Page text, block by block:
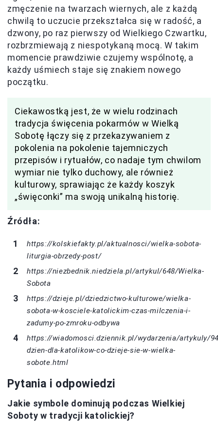
zmęczenie na twarzach wiernych, ale z każdą
chwilą to uczucie przekształca się w radość, a
dzwony, po raz pierwszy od Wielkiego Czwartku,
rozbrzmiewają z niespotykaną mocą. W takim
momencie prawdziwie czujemy wspólnotę, a
każdy uśmiech staje się znakiem nowego
początku.
Ciekawostką jest, że w wielu rodzinach
tradycja święcenia pokarmów w Wielką
Sobotę łączy się z przekazywaniem z
pokolenia na pokolenie tajemniczych
przepisów i rytuałów, co nadaje tym chwilom
wymiar nie tylko duchowy, ale również
kulturowy, sprawiając że każdy koszyk
„święconki” ma swoją unikalną historię.
Źródła:
https://kolskiefakty.pl/aktualnosci/wielka-sobota-
liturgia-obrzedy-post/
https://niezbednik.niedziela.pl/artykul/648/Wielka-
Sobota
https://dzieje.pl/dziedzictwo-kulturowe/wielka-
sobota-w-kosciele-katolickim-czas-milczenia-i-
zadumy-po-zmroku-odbywa
https://wiadomosci.dziennik.pl/wydarzenia/artykuly/
dzien-dla-katolikow-co-dzieje-sie-w-wielka-
sobote.html
Pytania i odpowiedzi
Jakie symbole dominują podczas Wielkiej
Soboty w tradycji katolickiej?